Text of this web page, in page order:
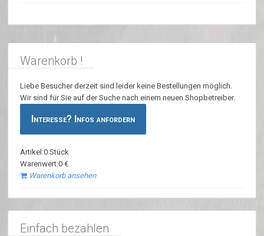
Warenkorb !
Liebe Besucher derzeit sind leider keine Bestellungen möglich.
Wir sind für Sie auf der Suche nach einem neuen Shopbetreiber.
Interesse? Infos anfordern
Artikel:0 Stück
Warenwert:0 €
Warenkorb ansehen
Einfach bezahlen